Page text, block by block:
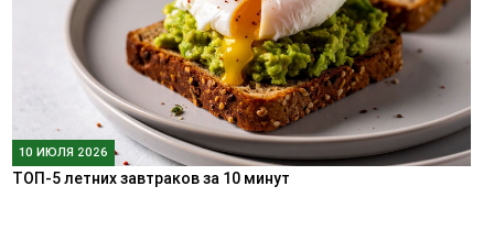
10 ИЮЛЯ 2026
ТОП-5 летних завтраков за 10 минут